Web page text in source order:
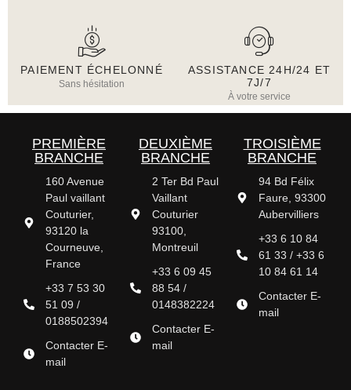
PAIEMENT ÉCHELONNÉ
Sans hésitation
ASSISTANCE 24H/24 ET
7J/7
À votre service
PREMIÈRE
BRANCHE
160 Avenue
Paul vaillant
Couturier,
93120 la
Courneuve,
France
+33 7 53 30
51 09 /
0188502394
Contacter E-
mail
DEUXIÈME
BRANCHE
2 Ter Bd Paul
Vaillant
Couturier
93100,
Montreuil
+33 6 09 45
88 54 /
0148382224
Contacter E-
mail
TROISIÈME
BRANCHE
94 Bd Félix
Faure, 93300
Aubervilliers
+33 6 10 84
61 33 / +33 6
10 84 61 14
Contacter E-
mail